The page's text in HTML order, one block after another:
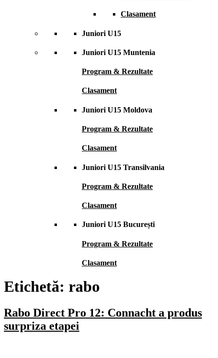
Clasament
Juniori U15
Juniori U15 Muntenia
Program & Rezultate
Clasament
Juniori U15 Moldova
Program & Rezultate
Clasament
Juniori U15 Transilvania
Program & Rezultate
Clasament
Juniori U15 București
Program & Rezultate
Clasament
Etichetă: rabo
Rabo Direct Pro 12: Connacht a produs
surpriza etapei